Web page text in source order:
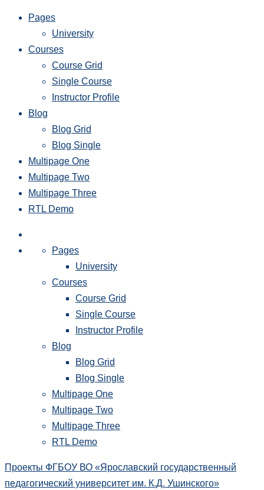
Pages
University
Courses
Course Grid
Single Course
Instructor Profile
Blog
Blog Grid
Blog Single
Multipage One
Multipage Two
Multipage Three
RTL Demo
Pages
University
Courses
Course Grid
Single Course
Instructor Profile
Blog
Blog Grid
Blog Single
Multipage One
Multipage Two
Multipage Three
RTL Demo
Проекты ФГБОУ ВО «Ярославский государственный
педагогический университет им. К.Д. Ушинского»